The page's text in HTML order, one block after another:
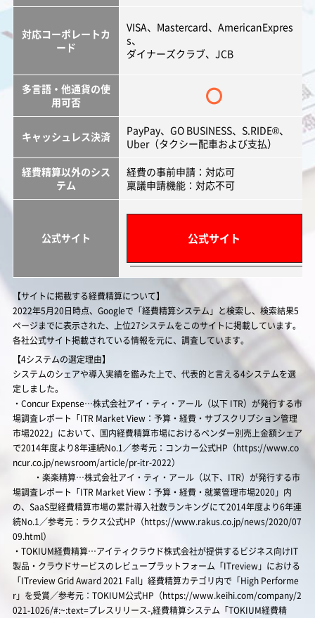
対応コーポレートカ
ード
VISA、Mastercard、AmericanExpres
s、
ダイナーズクラブ、JCB
多言語・他通貨の使
用可否
〇
キャッシュレス決済
PayPay、GO BUSINESS、S.RIDE®、
Uber（タクシー配車および支払）
経費精算以外のシス
テム
経費の事前申請：対応可
稟議申請機能：対応不可
公式サイト 公式サイト
【サイトに掲載する経費精算について】
2022年5月20日時点、Googleで「経費精算システム」と検索し、検索結果5
ページまでに表示された、上位27システムをこのサイトに掲載しています。
各社公式サイト掲載されている情報を元に、調査しています。
【4システムの選定理由】
システムのシェアや導入実績を鑑みた上で、代表的と言える4システムを選
定しました。
・Concur Expense…株式会社アイ・ティ・アール（以下 ITR）が発行する市
場調査レポート「ITR Market View：予算・経費・サブスクリプション管理
市場2022」において、国内経費精算市場におけるベンダー別売上金額シェア
で2014年度より8年連続No.1／参考元：コンカー公式HP（https://www.co
ncur.co.jp/newsroom/article/pr-itr-2022）
・楽楽精算…株式会社アイ・ティ・アール（以下、ITR）が発行する市
場調査レポート「ITR Market View：予算・経費・就業管理市場2020」内
の、SaaS型経費精算市場の累計導入社数ランキングにて2014年度より6年連
続No.1／参考元：ラクス公式HP（https://www.rakus.co.jp/news/2020/07
09.html）
・TOKIUM経費精算…アイティクラウド株式会社が提供するビジネス向けIT
製品・クラウドサービスのレビュープラットフォーム「ITreview」における
「ITreview Grid Award 2021 Fall」経費精算カテゴリ内で「High Performe
r」を受賞／参考元：TOKIUM公式HP（https://www.keihi.com/company/2
021-1026/#:~:text=プレスリリース-,経費精算システム「TOKIUM経費精